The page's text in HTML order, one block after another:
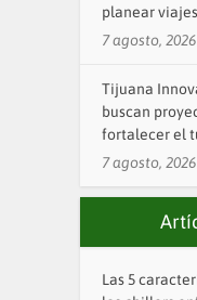
planear
7 agosto, 2026
Tijuana
buscan
fortalecer el
7 agosto, 2026
Las 5